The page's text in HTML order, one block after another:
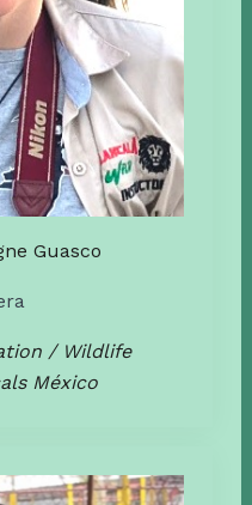
Guasco
/ Wildlife
México